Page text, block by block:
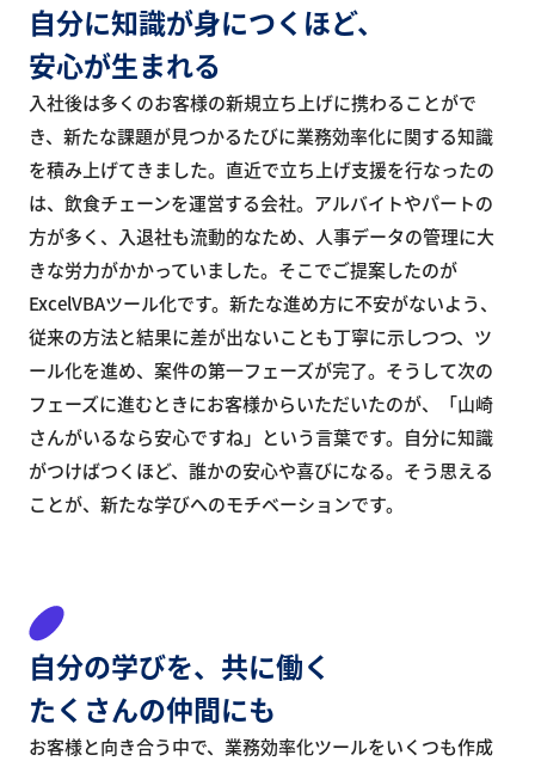
自分に知識が身につくほど、
安心が生まれる
入社後は多くのお客様の新規立ち上げに携わることがで
き、新たな課題が見つかるたびに業務効率化に関する知識
を積み上げてきました。直近で立ち上げ支援を行なったの
は、飲食チェーンを運営する会社。アルバイトやパートの
方が多く、入退社も流動的なため、人事データの管理に大
きな労力がかかっていました。そこでご提案したのが
ExcelVBAツール化です。新たな進め方に不安がないよう、
従来の方法と結果に差が出ないことも丁寧に示しつつ、ツ
ール化を進め、案件の第一フェーズが完了。そうして次の
フェーズに進むときにお客様からいただいたのが、「山崎
さんがいるなら安心ですね」という言葉です。自分に知識
がつけばつくほど、誰かの安心や喜びになる。そう思える
ことが、新たな学びへのモチベーションです。
自分の学びを、 共に働く
たくさんの仲間にも
お客様と向き合う中で、業務効率化ツールをいくつも作成